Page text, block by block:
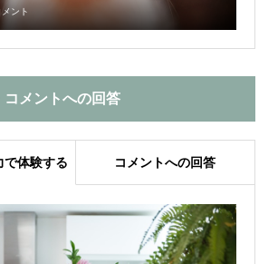
メント
コメントへの回答
で体験する コメントへの回答